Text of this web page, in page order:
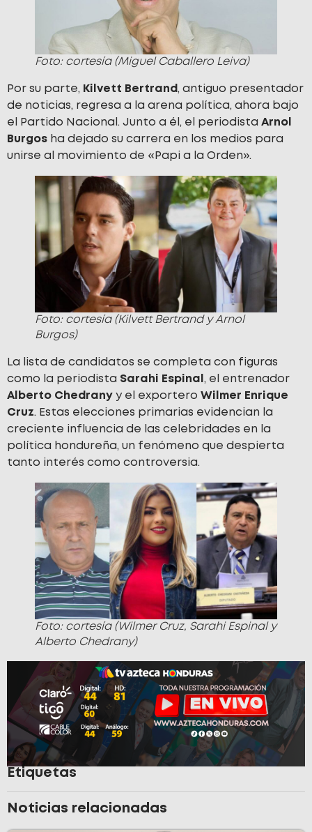
Foto: cortesía (Miguel Caballero Leiva)
Por su parte, Kilvett Bertrand, antiguo presentador
de noticias, regresa a la arena política, ahora bajo
el Partido Nacional. Junto a él, el periodista Arnol
Burgos ha dejado su carrera en los medios para
unirse al movimiento de «Papi a la Orden».
Foto: cortesía (Kilvett Bertrand y Arnol
Burgos)
La lista de candidatos se completa con figuras
como la periodista Sarahi Espinal , el entrenador
Alberto Chedrany y el exportero Wilmer Enrique
Cruz. Estas elecciones primarias evidencian la
creciente influencia de las celebridades en la
política hondureña, un fenómeno que despierta
tanto interés como controversia.
Foto: cortesía (Wilmer Cruz, Sarahi Espinal y
Alberto Chedrany)
Etiquetas
Noticias relacionadas